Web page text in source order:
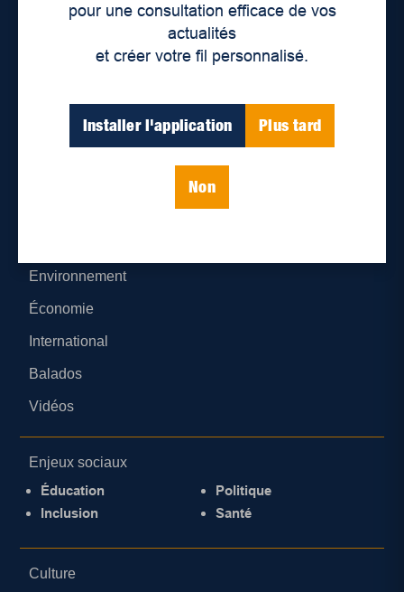
pour une consultation efficace de vos
actualités
et créer votre fil personnalisé.
Installer l'application Plus tard
Non
Parutions numériques
Environnement
Économie
International
Balados
Vidéos
Enjeux sociaux
Éducation
Inclusion
Politique
Santé
Culture